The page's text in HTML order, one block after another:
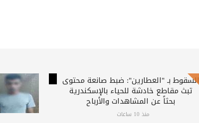
السقوط بـ "العطارين": ضبط صانعة محتوى
تبث مقاطع خادشة للحياء بالإسكندرية
بحثاً عن المشاهدات والأرباح
منذ 10 ساعات